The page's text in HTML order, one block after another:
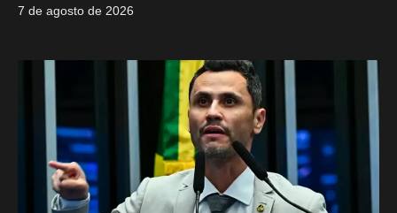
7 de agosto de 2026